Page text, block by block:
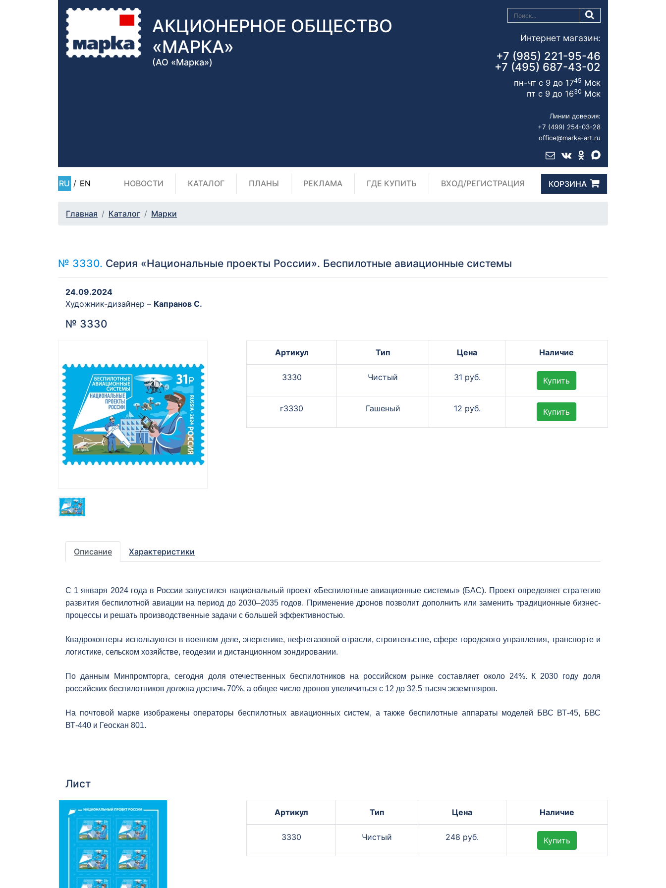
АКЦИОНЕРНОЕ ОБЩЕСТВО
«МАРКА»
(АО «Марка»)
Интернет магазин:
+7 (985) 221-95-46
+7 (495) 687-43-02
пн-чт с 9 до 1745 Мск
пт с 9 до 1630 Мск
Линии доверия:
+7 (499) 254-03-28
office@marka-art.ru
RU / EN НОВОСТИ КАТАЛОГ ПЛАНЫ РЕКЛАМА ГДЕ КУПИТЬ ВХОД/РЕГИСТРАЦИЯ КОРЗИНА
Главная Каталог Марки
№ 3330. Серия «Национальные проекты России». Беспилотные авиационные системы
24.09.2024
Художник-дизайнер – Капранов С.
№ 3330
Артикул Тип Цена Наличие
3330 Чистый 31 руб. Купить
г3330 Гашеный 12 руб. Купить
Описание Характеристики
С 1 января 2024 года в России запустился национальный проект «Беспилотные авиационные системы» (БАС). Проект определяет стратегию
развития беспилотной авиации на период до 2030–2035 годов. Применение дронов позволит дополнить или заменить традиционные бизнес-
процессы и решать производственные задачи с большей эффективностью.
Квадрокоптеры используются в военном деле, энергетике, нефтегазовой отрасли, строительстве, сфере городского управления, транспорте и
логистике, сельском хозяйстве, геодезии и дистанционном зондировании.
По данным Минпромторга, сегодня доля отечественных беспилотников на российском рынке составляет около 24%. К 2030 году доля
российских беспилотников должна достичь 70%, а общее число дронов увеличиться с 12 до 32,5 тысяч экземпляров.
На почтовой марке изображены операторы беспилотных авиационных систем, а также беспилотные аппараты моделей БВС ВТ-45, БВС
ВТ-440 и Геоскан 801.
Лист
Артикул Тип Цена Наличие
3330 Чистый 248 руб. Купить